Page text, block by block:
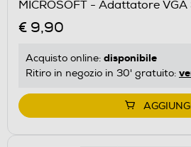
MICROSOFT - Adattatore
€ 9,90
Acquisto online: disponibile
Ritiro in negozio in 30' gratuito: